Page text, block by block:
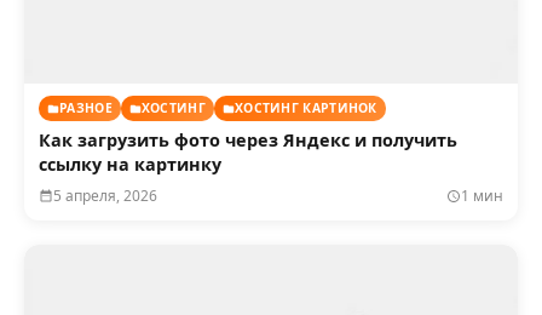
РАЗНОЕ ХОСТИНГ ХОСТИНГ КАРТИНОК
Как загрузить фото через Яндекс и получить
ссылку на картинку
5 апреля, 2026 1 мин